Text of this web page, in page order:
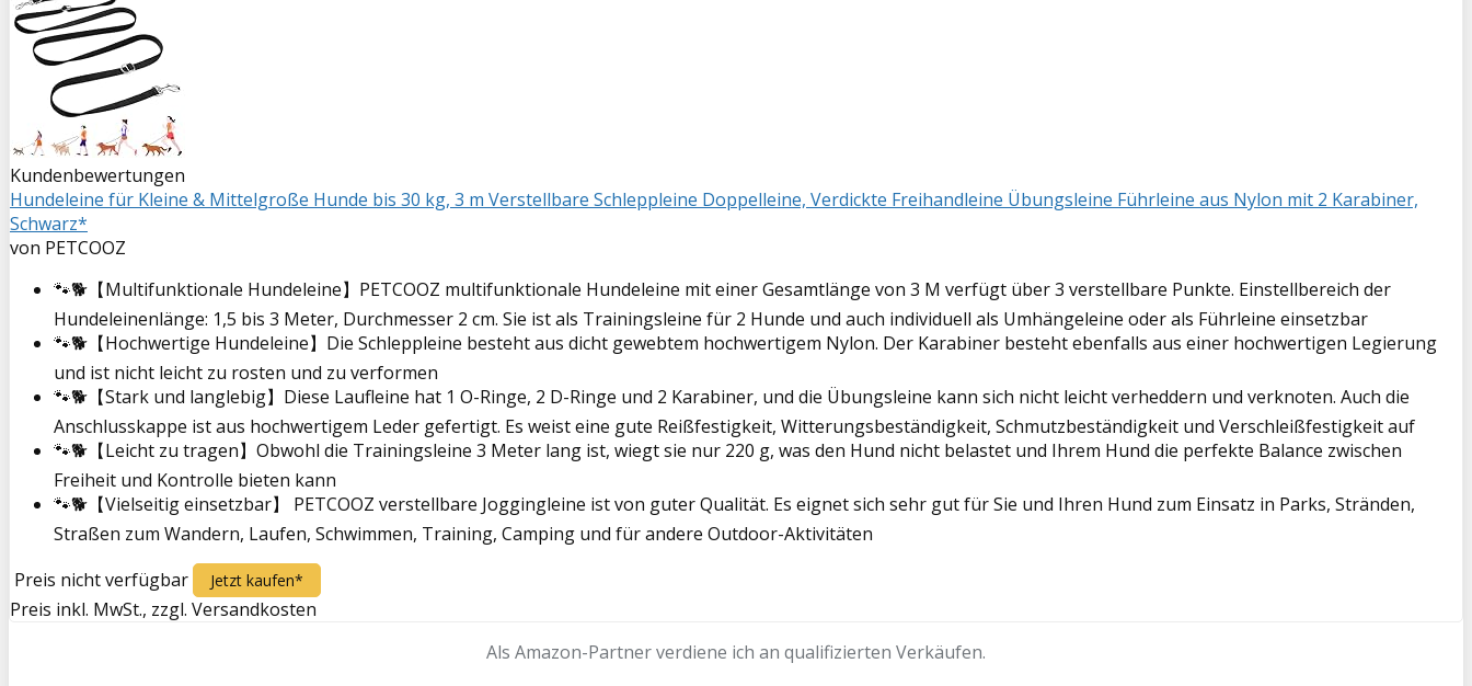
Kundenbewertungen
Hundeleine für Kleine & Mittelgroße Hunde bis 30 kg, 3 m Verstellbare Schleppleine Doppelleine, Verdickte Freihandleine Übungsleine Führleine aus Nylon mit 2 Karabiner,
Schwarz*
von PETCOOZ
🐾🐕【Multifunktionale Hundeleine】PETCOOZ multifunktionale Hundeleine mit einer Gesamtlänge von 3 M verfügt über 3 verstellbare Punkte. Einstellbereich der
Hundeleinenlänge: 1,5 bis 3 Meter, Durchmesser 2 cm. Sie ist als Trainingsleine für 2 Hunde und auch individuell als Umhängeleine oder als Führleine einsetzbar
🐾🐕【Hochwertige Hundeleine】Die Schleppleine besteht aus dicht gewebtem hochwertigem Nylon. Der Karabiner besteht ebenfalls aus einer hochwertigen Legierung
und ist nicht leicht zu rosten und zu verformen
🐾🐕【Stark und langlebig】Diese Laufleine hat 1 O-Ringe, 2 D-Ringe und 2 Karabiner, und die Übungsleine kann sich nicht leicht verheddern und verknoten. Auch die
Anschlusskappe ist aus hochwertigem Leder gefertigt. Es weist eine gute Reißfestigkeit, Witterungsbeständigkeit, Schmutzbeständigkeit und Verschleißfestigkeit auf
🐾🐕【Leicht zu tragen】Obwohl die Trainingsleine 3 Meter lang ist, wiegt sie nur 220 g, was den Hund nicht belastet und Ihrem Hund die perfekte Balance zwischen
Freiheit und Kontrolle bieten kann
🐾🐕【Vielseitig einsetzbar】 PETCOOZ verstellbare Joggingleine ist von guter Qualität. Es eignet sich sehr gut für Sie und Ihren Hund zum Einsatz in Parks, Stränden,
Straßen zum Wandern, Laufen, Schwimmen, Training, Camping und für andere Outdoor-Aktivitäten
Preis nicht verfügbar
Jetzt kaufen*
Preis inkl. MwSt., zzgl. Versandkosten
Als Amazon-Partner verdiene ich an qualifizierten Verkäufen.